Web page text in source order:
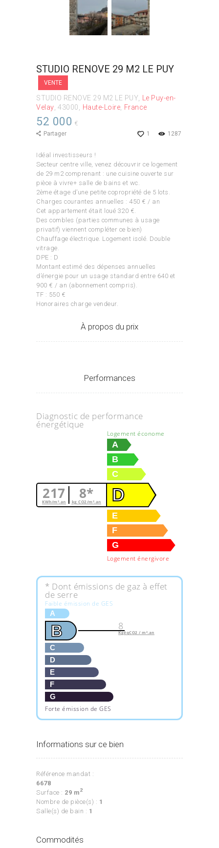
STUDIO RENOVE 29 M2 LE PUY
VENTE
STUDIO RENOVE 29 M2 LE PUY
Le Puy-en-
Velay 43000 Haute-Loire France
52 000 €
1287
1
Partager
Idéal investisseurs !
Secteur centre ville, venez découvrir ce logement
de 29 m2 comprenant : une cuisine ouverte sur
pièce à vivre+ salle de bains et wc.
2ème étage d’une petite copropriété de 5 lots.
Charges courantes annuelles : 450 € / an
Cet appartement était loué 320 €.
Des combles (parties communes à usage
privatif) viennent compléter ce bien)
Chauffage électrique. Logement isolé. Double
vitrage.
DPE : D
Montant estimé des dépenses annuelles
d’énergie pour un usage standard entre 640 et
900 € / an (abonnement compris).
TF : 550 €
Honoraires charge vendeur.
À propos du prix
Performances
Diagnostic de performance
énergétique
217
KWh/m².an 8*
kg CO2/m².an
Logement économe
A
B
C
D
E
F
G
Logement énergivore
* Dont émissions de gaz à effet
de serre
Faible émission de GES
A
B
C
D
E
F
G
Forte émission de GES
8
KgéqCO2 / m².an
Informations sur ce bien
Référence mandat :
6678
Surface : 29 m2
Nombre de pièce(s) : 1
Salle(s) de bain : 1
Commodités